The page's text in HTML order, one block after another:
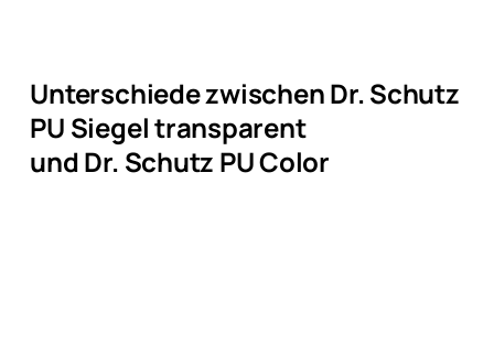
Unterschiede zwischen Dr. Schutz
PU Siegel transparent
und Dr. Schutz PU Color